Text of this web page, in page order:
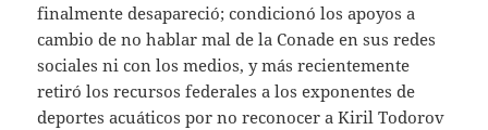
finalmente desapareció; condicionó los apoyos a
cambio de no hablar mal de la Conade en sus redes
sociales ni con los medios, y más recientemente
retiró los recursos federales a los exponentes de
deportes acuáticos por no reconocer a Kiril Todorov